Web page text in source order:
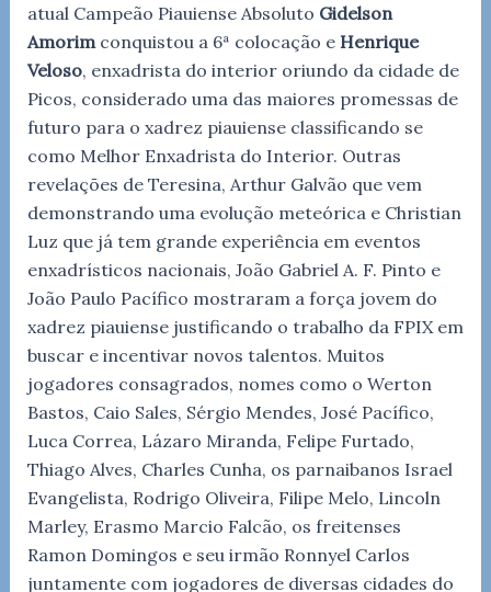
atual Campeão Piauiense Absoluto Gidelson
Amorimconquistou a 6ª colocação e Henrique
Veloso, enxadrista do interior oriundo da cidade de
Picos, considerado uma das maiores promessas de
futuro para o xadrez piauiense classificando se
como Melhor Enxadrista do Interior. Outras
revelações de Teresina, Arthur Galvão que vem
demonstrando uma evolução meteórica e Christian
Luz que já tem grande experiência em eventos
enxadrísticos nacionais, João Gabriel A. F. Pinto e
João Paulo Pacífico mostraram a força jovem do
xadrez piauiense justificando o trabalho da FPIX em
buscar e incentivar novos talentos. Muitos
jogadores consagrados, nomes como o Werton
Bastos, Caio Sales, Sérgio Mendes, José Pacífico,
Luca Correa, Lázaro Miranda, Felipe Furtado,
Thiago Alves, Charles Cunha, os parnaibanos Israel
Evangelista, Rodrigo Oliveira, Filipe Melo, Lincoln
Marley, Erasmo Marcio Falcão, os freitenses
Ramon Domingos e seu irmão Ronnyel Carlos
juntamente com jogadores de diversas cidades do